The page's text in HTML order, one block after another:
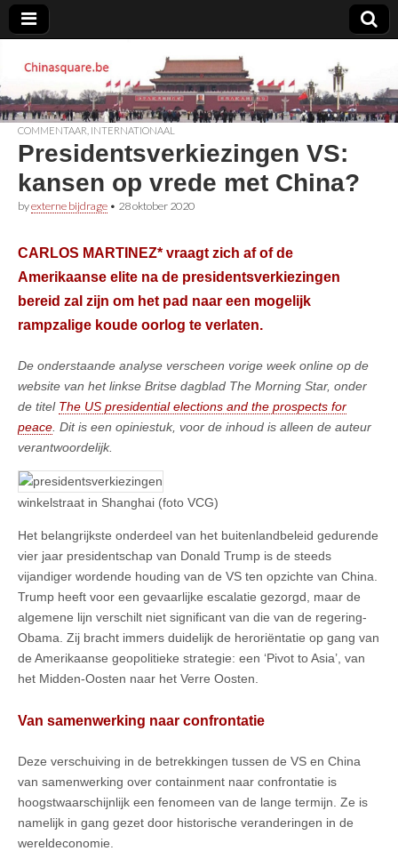
Chinasquare.be
COMMENTAAR INTERNATIONAAL
Presidentsverkiezingen VS:
kansen op vrede met China?
byexterne bijdrage • 28 oktober 2020
CARLOS MARTINEZ* vraagt zich af of de
Amerikaanse elite na de presidentsverkiezingen
bereid zal zijn om het pad naar een mogelijk
rampzalige koude oorlog te verlaten.
De onderstaande analyse verscheen vorige week online op de
website van het linkse Britse dagblad The Morning Star, onder
de titel The US presidential elections and the prospects for
peace. Dit is een opiniestuk, voor de inhoud is alleen de auteur
verantwoordelijk.
winkelstraat in Shanghai (foto VCG)
Het belangrijkste onderdeel van het buitenlandbeleid gedurende
vier jaar presidentschap van Donald Trump is de steeds
vijandiger wordende houding van de VS ten opzichte van China.
Trump heeft voor een gevaarlijke escalatie gezorgd, maar de
algemene lijn verschilt niet significant van die van de regering-
Obama. Zij bracht immers duidelijk de heroriëntatie op gang van
de Amerikaanse geopolitieke strategie: een ‘Pivot to Asia’, van
het Midden-Oosten naar het Verre Oosten.
Van samenwerking naar confrontatie
Deze verschuiving in de betrekkingen tussen de VS en China
van samenwerking over containment naar confrontatie is
hoogstwaarschijnlijk een fenomeen van de lange termijn. Ze is
namelijk in gang gezet door historische veranderingen in de
wereldeconomie.